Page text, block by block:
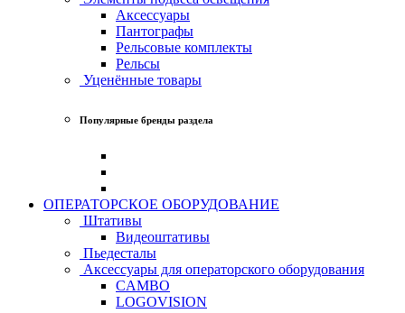
Аксессуары
Пантографы
Рельсовые комплекты
Рельсы
Уценённые товары
Популярные бренды раздела
ОПЕРАТОРСКОЕ ОБОРУДОВАНИЕ
Штативы
Видеоштативы
Пьедесталы
Аксессуары для операторского оборудования
CAMBO
LOGOVISION